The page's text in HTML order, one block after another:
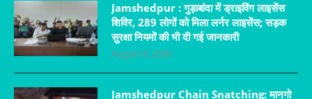
Jamshedpur : गुड़ाबांदा में ड्राइविंग लाइसेंस
शिविर, 289 लोगों को मिला लर्नर लाइसेंस; सड़क
सुरक्षा नियमों की भी दी गई जानकारी
August 6, 2026
Jamshedpur Chain Snatching: मानगो